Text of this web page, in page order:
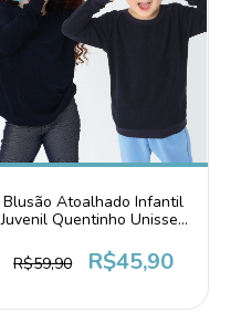
Blusão Atoalhado Infantil
Juvenil Quentinho Unissex
R$59,90
R$45,90